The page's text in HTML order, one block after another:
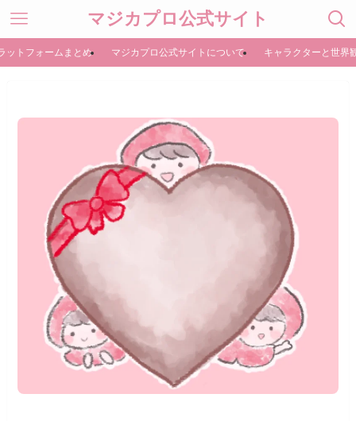
マジカプロ公式サイト
ットフォームまとめ マジカプロ公式サイトについて キャラクターと世界